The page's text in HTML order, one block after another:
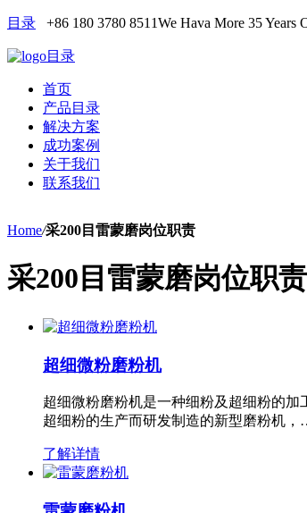
目录 +86 180 3780 8511We Hava More 35 Years
目录
首页
产品目录
解决方案
成功案例
关于我们
联系我们
Home/采200目雷蒙磨岗位职责
采200目雷蒙磨岗位职责
超细微粉磨粉机
超细微粉磨粉机是一种细粉及超细粉的
超细粉的生产而研发制造的新型磨粉机
了解详情